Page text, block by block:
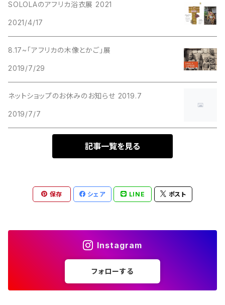
SOLOLAのアフリカ浴衣展 2021
2021/4/17
8.17~「アフリカの木像とかご」展
2019/7/29
ネットショップのお休みのお知らせ 2019.7
2019/7/7
記事一覧を見る
保存 シェア LINE ポスト
Instagram
フォローする